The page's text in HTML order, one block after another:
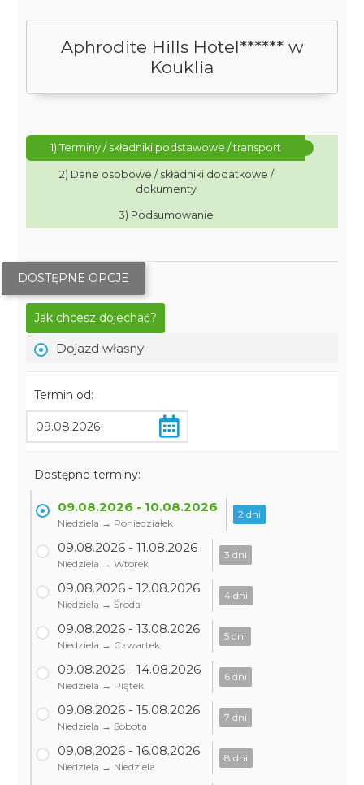
Aphrodite Hills Hotel****** w
Kouklia
1) Terminy / składniki podstawowe / transport
2) Dane osobowe / składniki dodatkowe /
dokumenty
3) Podsumowanie
DOSTĘPNE OPCJE
Jak chcesz dojechać?
Dojazd własny
Termin od:
Dostępne terminy:
09.08.2026 - 10.08.2026
Niedziela → Poniedziałek
2 dni
09.08.2026 - 11.08.2026
Niedziela → Wtorek
3 dni
09.08.2026 - 12.08.2026
Niedziela → Środa
4 dni
09.08.2026 - 13.08.2026
Niedziela → Czwartek
5 dni
09.08.2026 - 14.08.2026
Niedziela → Piątek
6 dni
09.08.2026 - 15.08.2026
Niedziela → Sobota
7 dni
09.08.2026 - 16.08.2026
Niedziela → Niedziela
8 dni